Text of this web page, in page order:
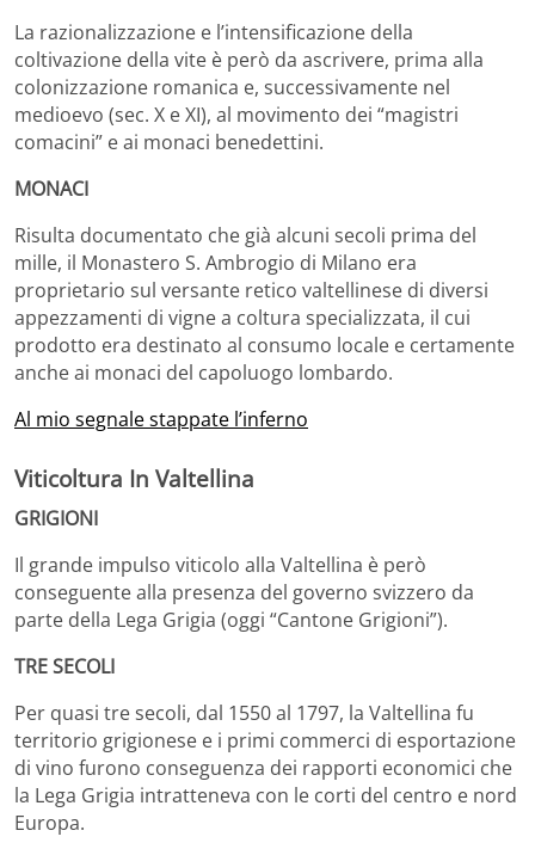
La razionalizzazione e l’intensificazione della
coltivazione della vite è però da ascrivere, prima alla
colonizzazione romanica e, successivamente nel
medioevo (sec. X e XI), al movimento dei “magistri
comacini” e ai monaci benedettini.
MONACI
Risulta documentato che già alcuni secoli prima del
mille, il Monastero S. Ambrogio di Milano era
proprietario sul versante retico valtellinese di diversi
appezzamenti di vigne a coltura specializzata, il cui
prodotto era destinato al consumo locale e certamente
anche ai monaci del capoluogo lombardo.
Al mio segnale stappate l’inferno
Viticoltura In Valtellina
GRIGIONI
Il grande impulso viticolo alla Valtellina è però
conseguente alla presenza del governo svizzero da
parte della Lega Grigia (oggi “Cantone Grigioni”).
TRE SECOLI
Per quasi tre secoli, dal 1550 al 1797, la Valtellina fu
territorio grigionese e i primi commerci di esportazione
di vino furono conseguenza dei rapporti economici che
la Lega Grigia intratteneva con le corti del centro e nord
Europa.